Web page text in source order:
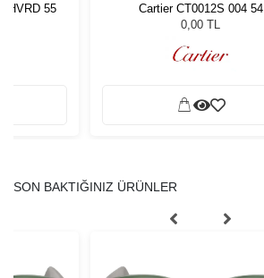
HVRD 55
Cartier CT0012S 004 54
0,00 TL
SON BAKTIĞINIZ ÜRÜNLER